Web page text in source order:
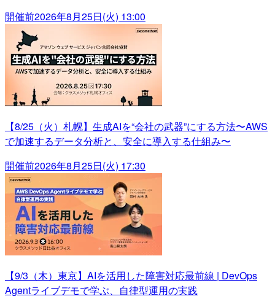
開催前2026年8月25日(火) 13:00
【8/25（火）札幌】生成AIを“会社の武器”にする方法〜AWS
で加速するデータ分析と、安全に導入する仕組み〜
開催前2026年8月25日(火) 17:30
【9/3（木）東京】AIを活用した障害対応最前線 | DevOps
Agentライブデモで学ぶ、自律型運用の実践